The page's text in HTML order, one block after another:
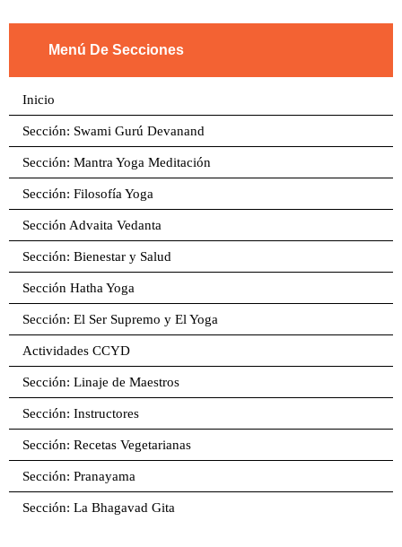
Menú De Secciones
Inicio
Sección: Swami Gurú Devanand
Sección: Mantra Yoga Meditación
Sección: Filosofía Yoga
Sección Advaita Vedanta
Sección: Bienestar y Salud
Sección Hatha Yoga
Sección: El Ser Supremo y El Yoga
Actividades CCYD
Sección: Linaje de Maestros
Sección: Instructores
Sección: Recetas Vegetarianas
Sección: Pranayama
Sección: La Bhagavad Gita